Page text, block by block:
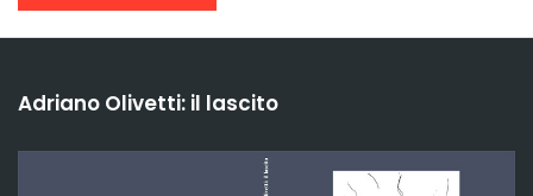
Adriano Olivetti: il lascito